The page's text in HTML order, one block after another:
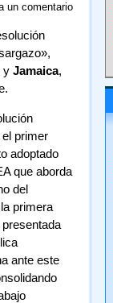
un comentario
y Jamaica,
primer
adoptado
que aborda
del
primera
ante este